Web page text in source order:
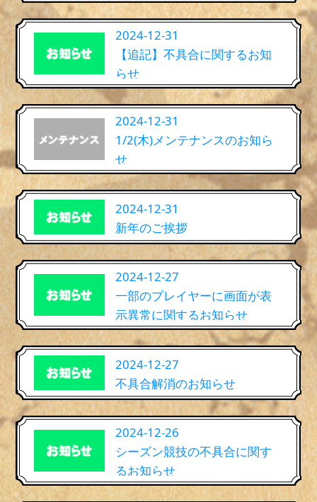
2024-12-31
【追記】不具合に関するお知
らせ
2024-12-31
1/2(木)メンテナンスのお知ら
せ
2024-12-31
新年のご挨拶
2024-12-27
一部のプレイヤーに画面が表
示異常に関するお知らせ
2024-12-27
不具合解消のお知らせ
2024-12-26
シーズン競技の不具合に関す
るお知らせ